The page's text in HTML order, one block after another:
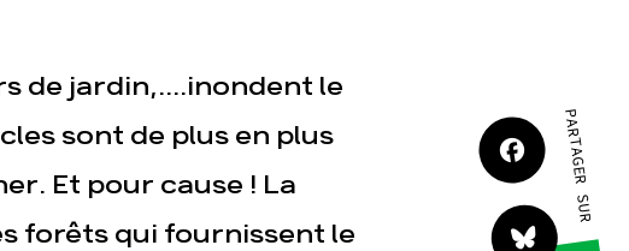
Contact
de jardin,....inondent le
sont de plus en plus
Et pour cause ! La
forêts qui fournissent le
PARTAGER SUR